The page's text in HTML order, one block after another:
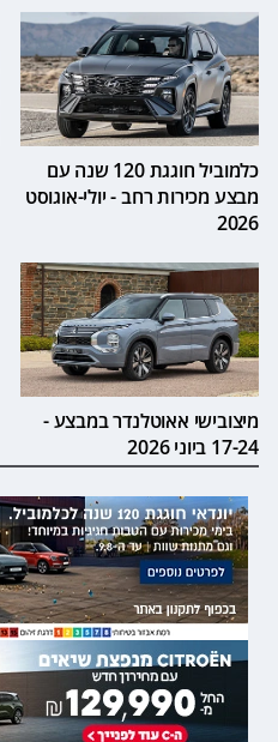
כלמוביל חוגגת 120 שנה עם
מבצע מכירות רחב - יולי-אוגוסט
2026
מיצובישי אאוטלנדר במבצע -
17-24 ביוני 2026